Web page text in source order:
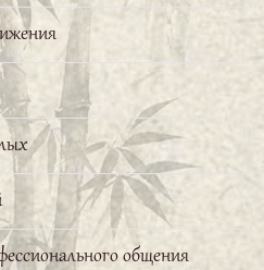
общения
каждому ученику.
хорошая, поэтому
языка проходит без
Вершинина Наталья
благодарна «Школе